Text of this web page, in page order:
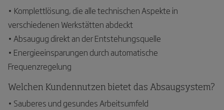
• Komplettlösung, die alle technischen Aspekte in
verschiedenen Werkstätten abdeckt
• Absaugug direkt an der Entstehungsquelle
• Energieeinsparungen durch automatische
Frequenzregelung
Welchen Kundennutzen bietet das Absaugsystem?
• Sauberes und gesundes Arbeitsumfeld